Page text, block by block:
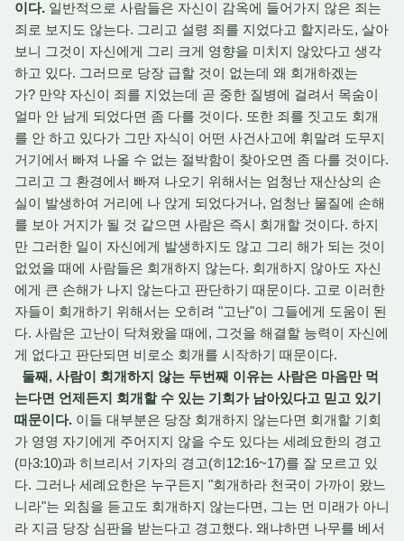
이다. 일반적으로 사람들은 자신이 감옥에 들어가지 않은 죄는
죄로 보지도 않는다. 그리고 설령 죄를 지었다고 할지라도, 살아
보니 그것이 자신에게 그리 크게 영향을 미치지 않았다고 생각
하고 있다. 그러므로 당장 급할 것이 없는데 왜 회개하겠는
가? 만약 자신이 죄를 지었는데 곧 중한 질병에 걸려서 목숨이
얼마 안 남게 되었다면 좀 다를 것이다. 또한 죄를 짓고도 회개
를 안 하고 있다가 그만 자식이 어떤 사건사고에 휘말려 도무지
거기에서 빠져 나올 수 없는 절박함이 찾아오면 좀 다를 것이다.
그리고 그 환경에서 빠져 나오기 위해서는 엄청난 재산상의 손
실이 발생하여 거리에 나 앉게 되었다거나, 엄청난 물질에 손해
를 보아 거지가 될 것 같으면 사람은 즉시 회개할 것이다. 하지
만 그러한 일이 자신에게 발생하지도 않고 그리 해가 되는 것이
없었을 때에 사람들은 회개하지 않는다. 회개하지 않아도 자신
에게 큰 손해가 나지 않는다고 판단하기 때문이다. 고로 이러한
자들이 회개하기 위해서는 오히려 "고난"이 그들에게 도움이 된
다. 사람은 고난이 닥쳐왔을 때에, 그것을 해결할 능력이 자신에
게 없다고 판단되면 비로소 회개를 시작하기 때문이다.
둘째, 사람이 회개하지 않는 두번째 이유는 사람은 마음만 먹
는다면 언제든지 회개할 수 있는 기회가 남아있다고 믿고 있기
때문이다. 이들 대부분은 당장 회개하지 않는다면 회개할 기회
가 영영 자기에게 주어지지 않을 수도 있다는 세례요한의 경고
(마3:10)과 히브리서 기자의 경고(히12:16~17)를 잘 모르고 있
다. 그러나 세례요한은 누구든지 "회개하라 천국이 가까이 왔느
니라"는 외침을 듣고도 회개하지 않는다면, 그는 먼 미래가 아니
라 지금 당장 심판을 받는다고 경고했다. 왜냐하면 나무를 베서